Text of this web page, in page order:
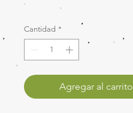
Cantidad *
Agregar al carrito